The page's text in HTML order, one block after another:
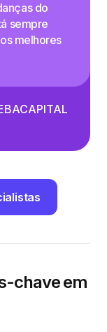
do
sempre
melhores
chave em